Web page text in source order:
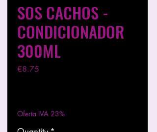
SOS CACHOS -
CONDICIONADOR
300ML
€8.75
Oferta IVA 23%